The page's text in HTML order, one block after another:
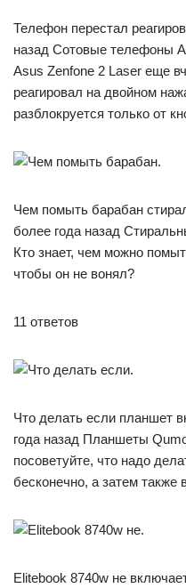
Телефон перестал
назад Сотовые телефоны
Asus Zenfone 2 Laser еще
реагировал на двойном
разблокруется только от
Чем помыть барабан
более года назад
Кто знает, чем можно
чтобы он не вонял?
11 ответов
Что делать если планшет
года назад Планшеты
посоветуйте, что надо
бесконечно, а затем также
Elitebook 8740w не